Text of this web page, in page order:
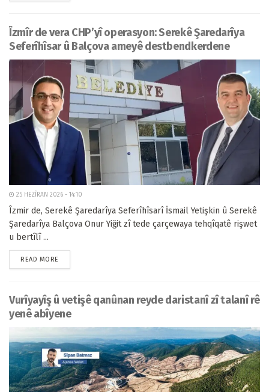
Îzmîr de vera CHP’yî operasyon: Serekê Şaredarîya
Seferîhîsar û Balçova ameyê destbendkerdene
25 HEZÎRAN 2026 - 14:10
Îzmir de, Serekê Şaredarîya Seferîhîsarî İsmail Yetişkin û Serekê
Şaredarîya Balçova Onur Yiğit zî tede çarçewaya tehqîqatê rişwet
u bertîlî ...
READ MORE
Vurîyayîş û vetişê qanûnan reyde daristanî zî talanî rê
yenê abîyene